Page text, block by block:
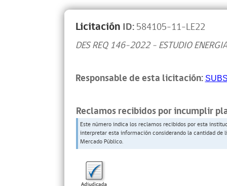
Licitación ID:584105-11-LE22
DES REQ 146-2022 - ESTUDIO
Responsable de esta licitación:
Reclamos recibidos por incumplir
Este número indica los reclamos recibidos por esta
interpretar esta información considerando la cantidad
Mercado Público.